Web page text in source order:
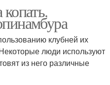
клубней их
люди используют
из него различные